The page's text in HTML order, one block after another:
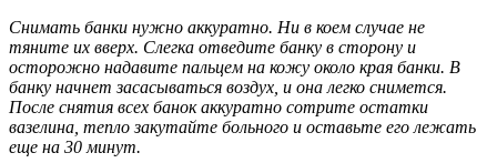
Снимать банки нужно аккуратно. Ни в коем случае не
тяните их вверх. Слегка отведите банку в сторону и
осторожно надавите пальцем на кожу около края банки. В
банку начнет засасываться воздух, и она легко снимется.
После снятия всех банок аккуратно сотрите остатки
вазелина, тепло закутайте больного и оставьте его лежать
еще на 30 минут.